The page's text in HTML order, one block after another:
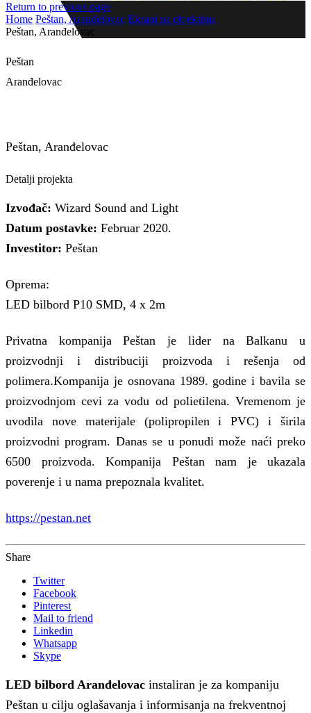
Return to previous page
Home Peštan, Aranđelovac Ekrani na objektima
Peštan, Aranđelovac
Peštan
Aranđelovac
Peštan, Aranđelovac
Detalji projekta
Izvođač: Wizard Sound and Light
Datum postavke: Februar 2020.
Investitor: Peštan
Oprema:
LED bilbord P10 SMD, 4 x 2m
Privatna kompanija Peštan je lider na Balkanu u
proizvodnji i distribuciji proizvoda i rešenja od
polimera.Kompanija je osnovana 1989. godine i bavila se
proizvodnjom cevi za vodu od polietilena. Vremenom je
uvodila nove materijale (polipropilen i PVC) i širila
proizvodni program. Danas se u ponudi može naći preko
6500 proizvoda. Kompanija Peštan nam je ukazala
poverenje i u nama prepoznala kvalitet.
https://pestan.net
Share
Twitter
Facebook
Pinterest
Mail to friend
Linkedin
Whatsapp
Skype
LED bilbord Aranđelovac instaliran je za kompaniju
Peštan u cilju oglašavanja i informisanja na frekventnoj